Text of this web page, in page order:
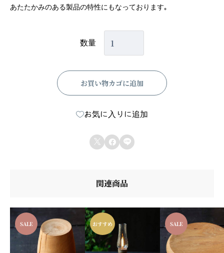
あたたかみのある製品の特性にもなっております｡
O
S
T
N
O
V
R
V
I
数量
お買い物カゴに追加
お気に入りに追加
  
関連商品
SALE おすすめ SALE